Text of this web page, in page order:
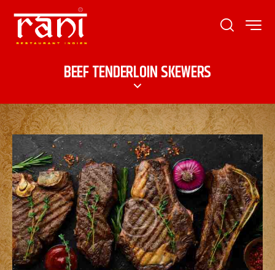
BEEF TENDERLOIN SKEWERS